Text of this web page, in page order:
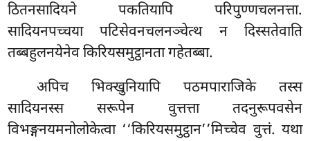
ठितनसादियने पकतियापि परिपुण्णचलनत्ता.
सादियनपच्चया पटिसेवनचलनञ्चेत्थ न दिस्सतेवाति
तब्बहुलनयेनेव किरियसमुट्ठानता गहेतब्बा.
अपिच भिक्खुनियापि पठमपाराजिके तस्स
सादियनस्स सरूपेन वुत्तत्ता तदनुरूपवसेन
विभङ्गनयमनोलोकेत्वा ‘‘किरियसमुट्ठान’’मिच्चेव वुत्तं. यथा